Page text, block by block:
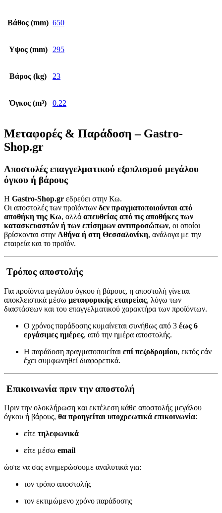
Βάθος (mm) 650
Υψος (mm) 295
Βάρος (kg) 23
Όγκος (m³) 0.22
Μεταφορές & Παράδοση – Gastro-
Shop.gr
Αποστολές επαγγελματικού εξοπλισμού μεγάλου
όγκου ή βάρους
Η Gastro-Shop.gr εδρεύει στην Κω.
Οι αποστολές των προϊόντων δεν πραγματοποιούνται από
αποθήκη της Κω, αλλά απευθείας από τις αποθήκες των
κατασκευαστών ή των επίσημων αντιπροσώπων, οι οποίοι
βρίσκονται στην Αθήνα ή στη Θεσσαλονίκη, ανάλογα με την
εταιρεία και το προϊόν.
Τρόπος αποστολής
Για προϊόντα μεγάλου όγκου ή βάρους, η αποστολή γίνεται
αποκλειστικά μέσω μεταφορικής εταιρείας, λόγω των
διαστάσεων και του επαγγελματικού χαρακτήρα των προϊόντων.
Ο χρόνος παράδοσης κυμαίνεται συνήθως από 3 έως 6
εργάσιμες ημέρες, από την ημέρα αποστολής.
Η παράδοση πραγματοποιείται επί πεζοδρομίου, εκτός εάν
έχει συμφωνηθεί διαφορετικά.
Επικοινωνία πριν την αποστολή
Πριν την ολοκλήρωση και εκτέλεση κάθε αποστολής μεγάλου
όγκου ή βάρους, θα προηγείται υποχρεωτικά επικοινωνία:
είτε τηλεφωνικά
είτε μέσω email
ώστε να σας ενημερώσουμε αναλυτικά για:
τον τρόπο αποστολής
τον εκτιμώμενο χρόνο παράδοσης